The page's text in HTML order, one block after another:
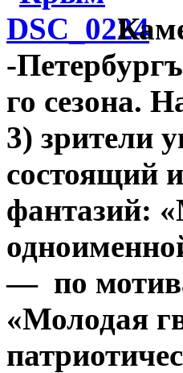
-
го сезона.
3) зрители
состоящий
фантазий:
— по
«Молодая